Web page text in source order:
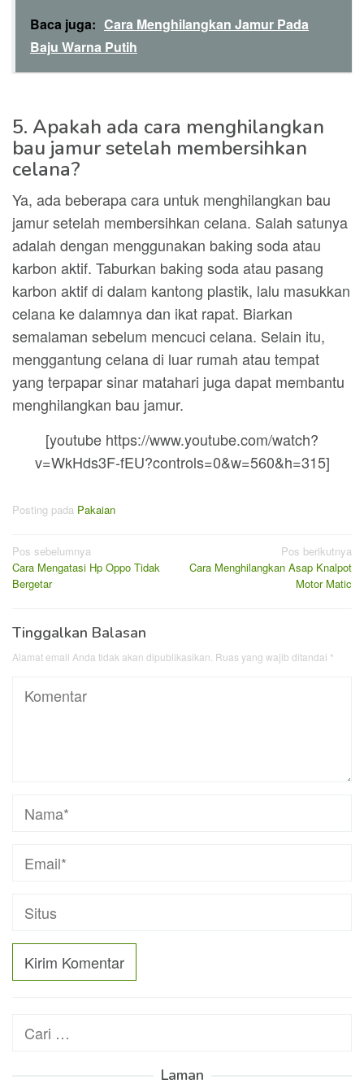
Baca juga: Cara Menghilangkan Jamur Pada
Baju Warna Putih
5. Apakah ada cara menghilangkan
bau jamur setelah membersihkan
celana?
Ya, ada beberapa cara untuk menghilangkan bau
jamur setelah membersihkan celana. Salah satunya
adalah dengan menggunakan baking soda atau
karbon aktif. Taburkan baking soda atau pasang
karbon aktif di dalam kantong plastik, lalu masukkan
celana ke dalamnya dan ikat rapat. Biarkan
semalaman sebelum mencuci celana. Selain itu,
menggantung celana di luar rumah atau tempat
yang terpapar sinar matahari juga dapat membantu
menghilangkan bau jamur.
[youtube https://www.youtube.com/watch?
v=WkHds3F-fEU?controls=0&w=560&h=315]
Posting pada Pakaian
Navigasi
pos
Pos sebelumnya
Cara Mengatasi Hp Oppo Tidak
Bergetar
Pos berikutnya
Cara Menghilangkan Asap Knalpot
Motor Matic
Tinggalkan Balasan
Alamat email Anda tidak akan dipublikasikan. Ruas yang wajib ditandai *
Cari
Laman